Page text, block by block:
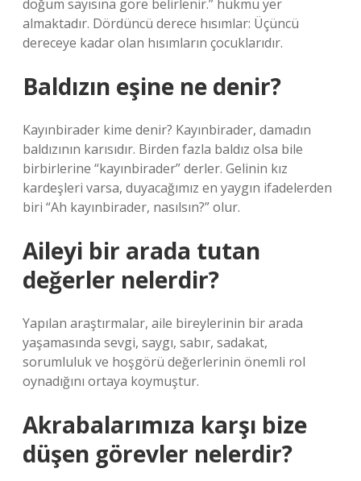
doğum sayısına göre belirlenir.” hükmü yer
almaktadır. Dördüncü derece hısımlar: Üçüncü
dereceye kadar olan hısımların çocuklarıdır.
Baldızın eşine ne denir?
Kayınbirader kime denir? Kayınbirader, damadın
baldızının karısıdır. Birden fazla baldız olsa bile
birbirlerine “kayınbirader” derler. Gelinin kız
kardeşleri varsa, duyacağımız en yaygın ifadelerden
biri “Ah kayınbirader, nasılsın?” olur.
Aileyi bir arada tutan
değerler nelerdir?
Yapılan araştırmalar, aile bireylerinin bir arada
yaşamasında sevgi, saygı, sabır, sadakat,
sorumluluk ve hoşgörü değerlerinin önemli rol
oynadığını ortaya koymuştur.
Akrabalarımıza karşı bize
düşen görevler nelerdir?